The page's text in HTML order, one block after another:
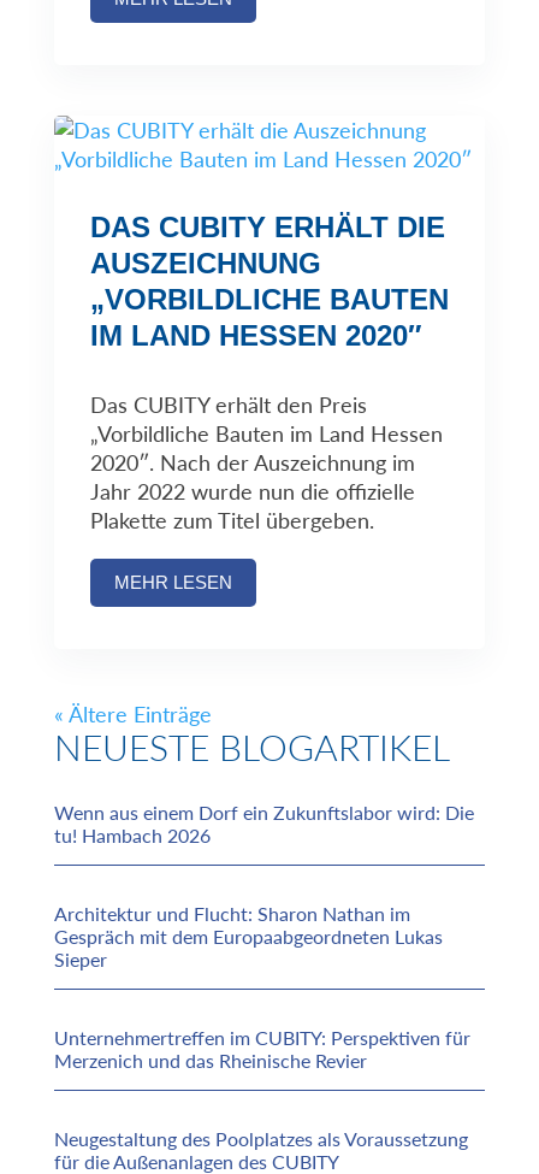
DAS CUBITY ERHÄLT DIE
AUSZEICHNUNG
„VORBILDLICHE BAUTEN
IM LAND HESSEN 2020″
Das CUBITY erhält den Preis
„Vorbildliche Bauten im Land Hessen
2020″. Nach der Auszeichnung im
Jahr 2022 wurde nun die offizielle
Plakette zum Titel übergeben.
MEHR LESEN
« Ältere Einträge
NEUESTE BLOGARTIKEL
Wenn aus einem Dorf ein Zukunftslabor wird: Die
tu! Hambach 2026
Architektur und Flucht: Sharon Nathan im
Gespräch mit dem Europaabgeordneten Lukas
Sieper
Unternehmertreffen im CUBITY: Perspektiven für
Merzenich und das Rheinische Revier
Neugestaltung des Poolplatzes als Voraussetzung
für die Außenanlagen des CUBITY